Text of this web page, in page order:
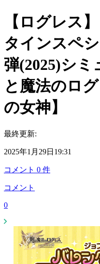
【ログレス
タインスペ
弾(2025)シミ
と魔法のロ
の女神】
最終更新:
2025年1月29日19:31
コメント 0 件
コメント
0